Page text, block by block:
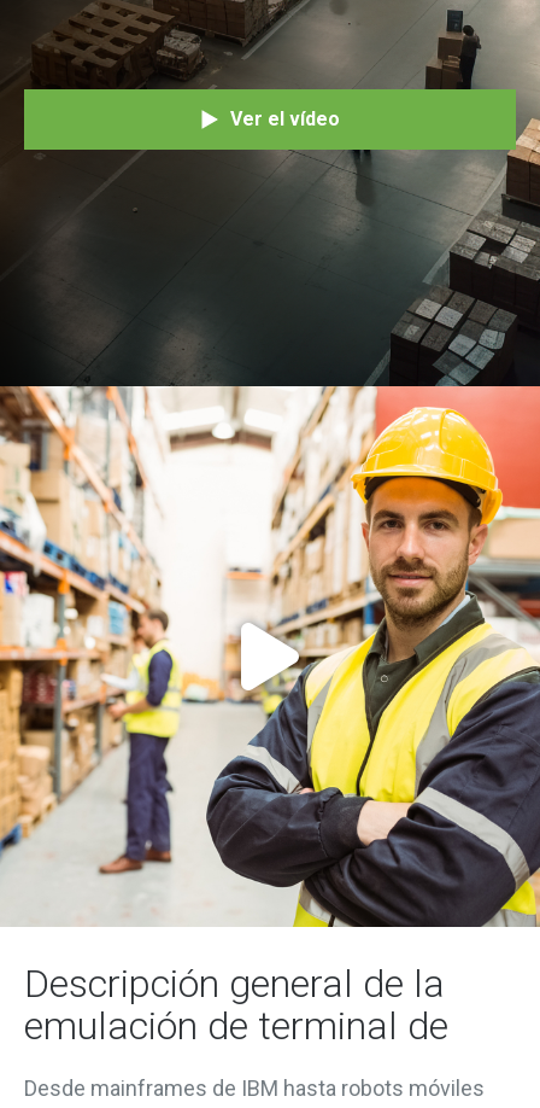
Ver el vídeo
Descripción general de la
emulación de terminal de
Desde mainframes de IBM hasta robots móviles